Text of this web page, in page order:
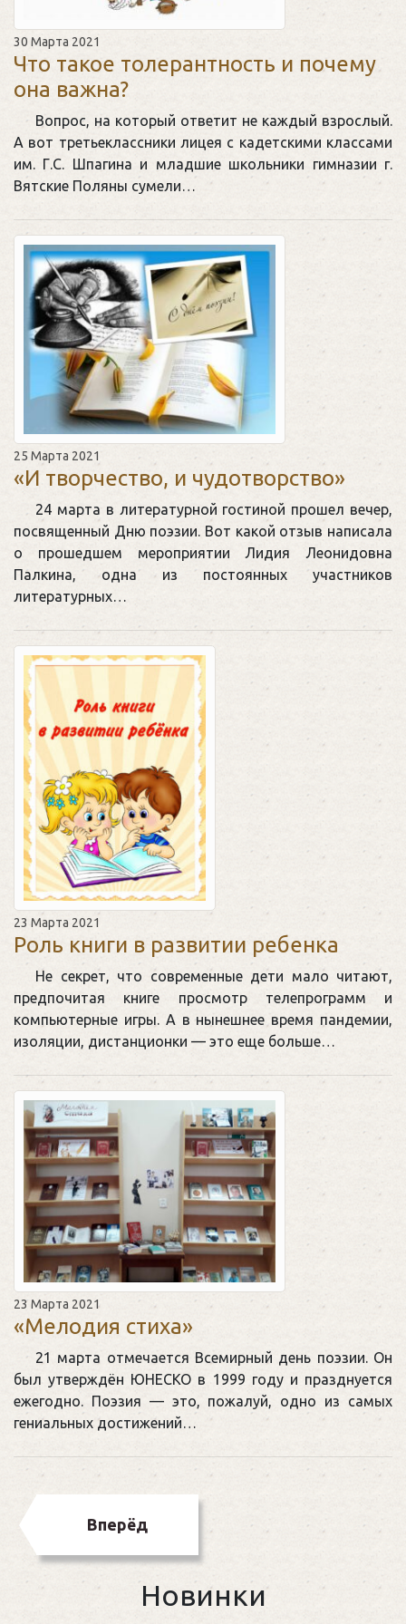
30 Марта 2021
Что такое толерантность и почему
она важна?
Вопрос, на который ответит не каждый взрослый.
А вот третьеклассники лицея с кадетскими классами
им. Г.С. Шпагина и младшие школьники гимназии г.
Вятские Поляны сумели…
25 Марта 2021
«И творчество, и чудотворство»
24 марта в литературной гостиной прошел вечер,
посвященный Дню поэзии. Вот какой отзыв написала
о прошедшем мероприятии Лидия Леонидовна
Палкина, одна из постоянных участников
литературных…
23 Марта 2021
Роль книги в развитии ребенка
Не секрет, что современные дети мало читают,
предпочитая книге просмотр телепрограмм и
компьютерные игры. А в нынешнее время пандемии,
изоляции, дистанционки — это еще больше…
23 Марта 2021
«Мелодия стиха»
21 марта отмечается Всемирный день поэзии. Он
был утверждён ЮНЕСКО в 1999 году и празднуется
ежегодно. Поэзия — это, пожалуй, одно из самых
гениальных достижений…
Вперёд
Новинки